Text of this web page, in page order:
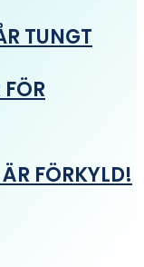
TUNGT
FÖRKYLD!